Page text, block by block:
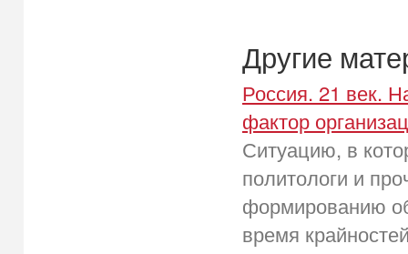
Другие
Россия. 21 век.
фактор
Ситуацию, в
политологи и
формированию
время